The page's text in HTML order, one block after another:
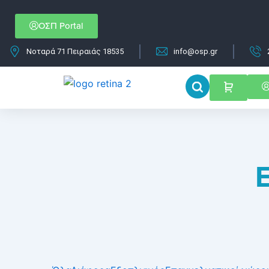
περιεχόμενο
ΟΣΠ Portal
Νοταρά 71 Πειραιάς 18535 info@osp.gr